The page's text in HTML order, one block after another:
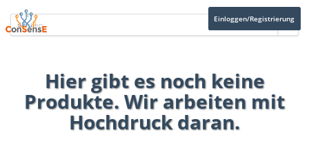
Einloggen/Registrierung
Hier gibt es noch keine
Produkte. Wir arbeiten mit
Hochdruck daran.